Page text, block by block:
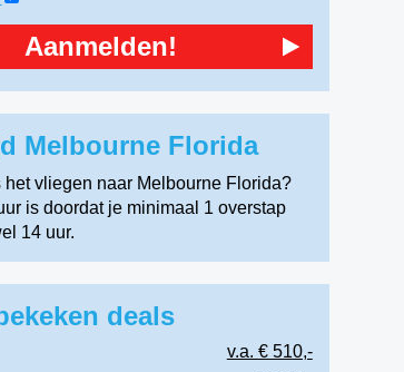
Aanmelden!
Melbourne Florida
het vliegen naar Melbourne Florida?
is doordat je minimaal 1 overstap
14 uur.
deals
v.a. € 510,-